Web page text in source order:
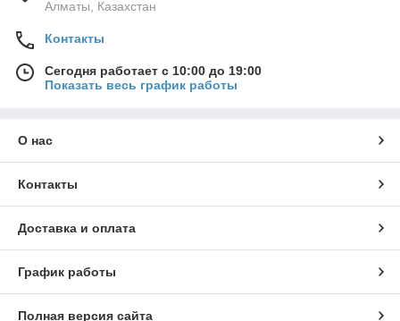
Алматы, Казахстан
Контакты
Сегодня работает с 10:00 до 19:00
Показать весь график работы
О нас
Контакты
Доставка и оплата
График работы
Полная версия сайта